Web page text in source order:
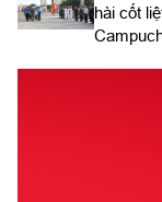
hài cốt